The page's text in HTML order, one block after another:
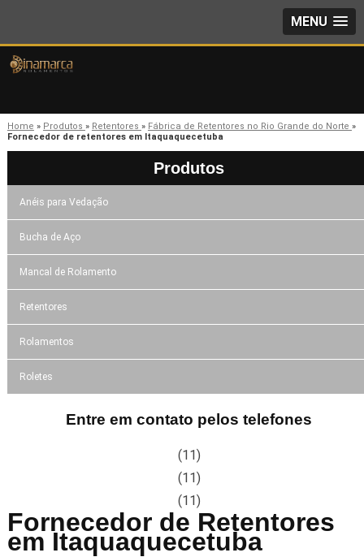
MENU
Home » Produtos » Retentores » Fábrica de Retentores no Rio Grande do Norte »
Fornecedor de retentores em Itaquaquecetuba
Produtos
Anéis para Vedação
Bucha de Aço
Mancal de Rolamento
Retentores
Rolamentos
Roletes
Entre em contato pelos telefones
(11)
(11)
(11)
Fornecedor de Retentores
em Itaquaquecetuba